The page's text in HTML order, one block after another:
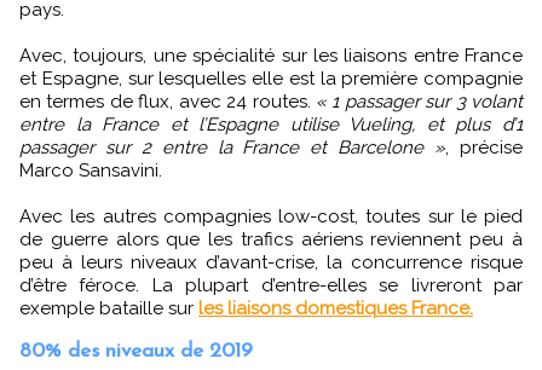
pays.
Avec, toujours, une spécialité sur les liaisons entre France
et Espagne, sur lesquelles elle est la première compagnie
en termes de flux, avec 24 routes. « 1 passager sur 3 volant
entre la France et l’Espagne utilise Vueling, et plus d’1
passager sur 2 entre la France et Barcelone », précise
Marco Sansavini.
Avec les autres compagnies low-cost, toutes sur le pied
de guerre alors que les trafics aériens reviennent peu à
peu à leurs niveaux d’avant-crise, la concurrence risque
d’être féroce. La plupart d’entre-elles se livreront par
exemple bataille sur les liaisons domestiques France.
80% des niveaux de 2019